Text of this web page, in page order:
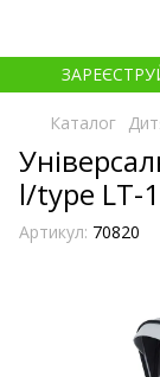
Каталог
l/type LT-
Артикул: 70820